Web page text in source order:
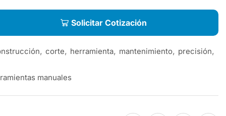
Solicitar Cotización
, corte, herramienta, mantenimiento, precisión,
manuales